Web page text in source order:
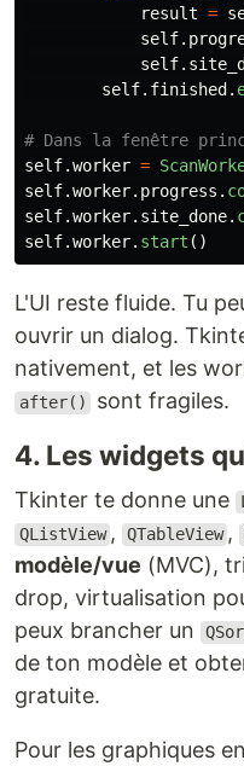
result =
self.
self.
self. finished .
self.worker =
self.worker. progress .
self.worker. site_done.
self.worker. start ()
L'UI reste fluide. Tu
ouvrir un dialog.
nativement, et les
after() sont fragiles.
4. Les widgets
Tkinter te donne une
QListView , QTableView ,
modèle/vue (MVC),
drop, virtualisation
peux brancher un
de ton modèle et
gratuite.
Pour les graphiques